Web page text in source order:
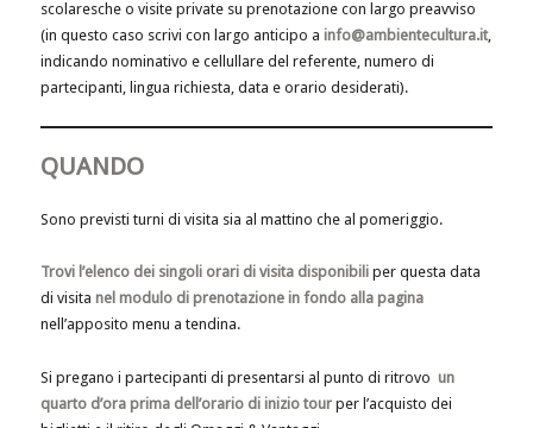
scolaresche o visite private su prenotazione con largo preavviso
(in questo caso scrivi con largo anticipo a info@ambientecultura.it,
indicando nominativo e cellullare del referente, numero di
partecipanti, lingua richiesta, data e orario desiderati).
QUANDO
Sono previsti turni di visita sia al mattino che al pomeriggio.
Trovi l’elenco dei singoli orari di visita disponibiliper questa data
di visita nel modulo di prenotazione in fondo alla pagina
nell’apposito menu a tendina.
Si pregano i partecipanti di presentarsi al punto di ritrovo un
quarto d’ora prima dell’orario di inizio tourper l’acquisto dei